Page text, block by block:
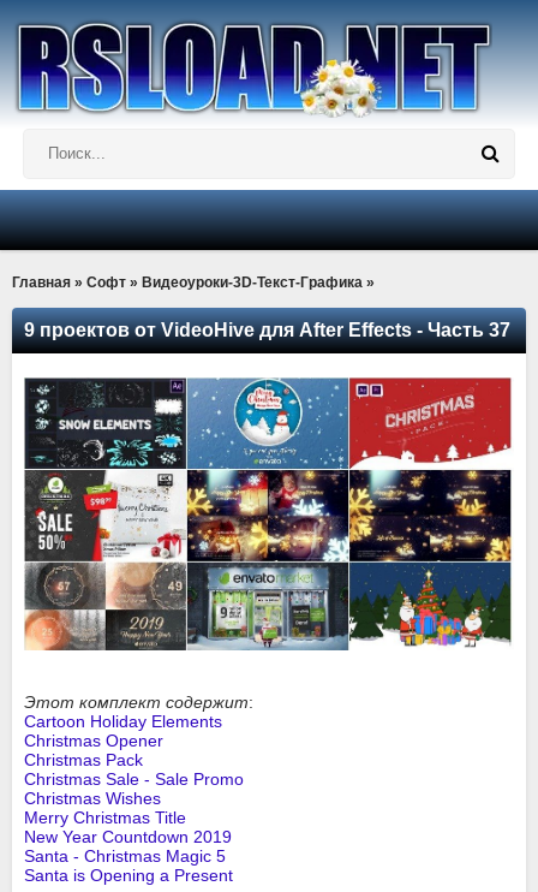
Главная » Софт » Видеоуроки-3D-Текст-Графика »
9 проектов от VideoHive для After Effects - Часть 37
Этот комплект содержит:
Cartoon Holiday Elements
Christmas Opener
Christmas Pack
Christmas Sale - Sale Promo
Christmas Wishes
Merry Christmas Title
New Year Countdown 2019
Santa - Christmas Magic 5
Santa is Opening a Present